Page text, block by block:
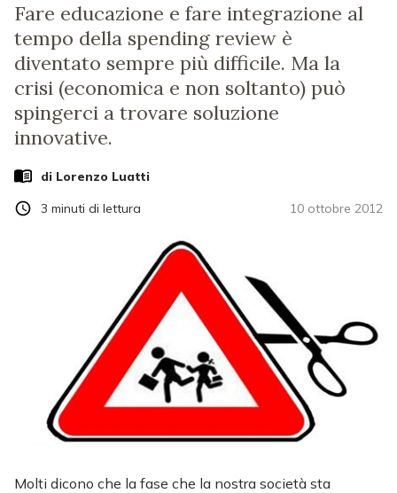
Fare educazione e fare integrazione al
tempo della spending review è
diventato sempre più difficile. Ma la
crisi (economica e non soltanto) può
spingerci a trovare soluzione
innovative.
di Lorenzo Luatti
10 ottobre 2012
3 minuti di lettura
Molti dicono che la fase che la nostra società sta